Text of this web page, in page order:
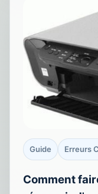
Guide Erreurs
Comment